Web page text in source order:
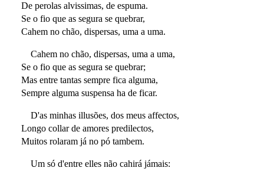
De perolas alvissimas, de espuma.
Se o fio que as segura se quebrar,
Cahem no chão, dispersas, uma a uma.
Cahem no chão, dispersas, uma a uma,
Se o fio que as segura se quebrar;
Mas entre tantas sempre fica alguma,
Sempre alguma suspensa ha de ficar.
D'as minhas illusões, dos meus affectos,
Longo collar de amores predilectos,
Muitos rolaram já no pó tambem.
Um só d'entre elles não cahirá jámais: